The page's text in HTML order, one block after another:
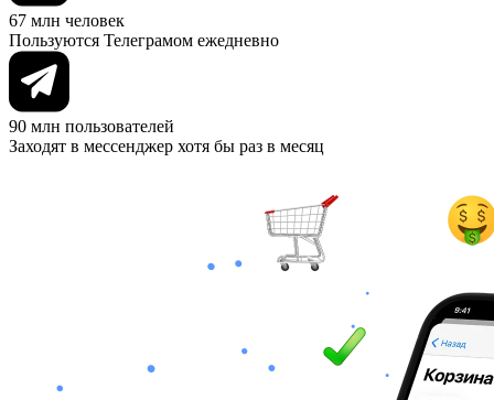
67 млн человек
Пользуются Телеграмом ежедневно
90 млн пользователей
Заходят в мессенджер хотя бы раз в месяц